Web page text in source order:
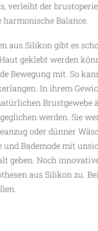
verleiht der
Balance.
aus Silikon gibt es
geklebt werden
Bewegung mit. So
In ihrem
Brustgewebe
werden. Sie
oder dünner
Bademode mit
geben. Noch
aus Silikon zu.